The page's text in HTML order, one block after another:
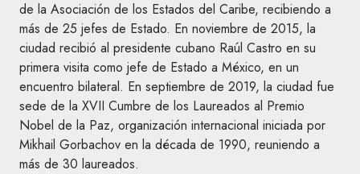
de la Asociación de los Estados del Caribe, recibiendo a
más de 25 jefes de Estado. En noviembre de 2015, la
ciudad recibió al presidente cubano Raúl Castro en su
primera visita como jefe de Estado a México, en un
encuentro bilateral.​ En septiembre de 2019, la ciudad fue
sede de la XVII Cumbre de los Laureados al Premio
Nobel de la Paz, organización internacional iniciada por
Mikhail Gorbachov en la década de 1990, reuniendo a
más de 30 laureados.